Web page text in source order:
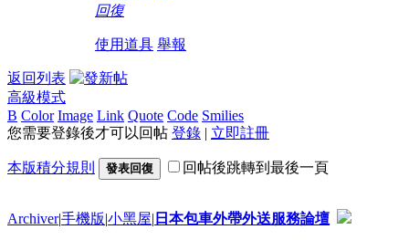
回復
使用道具 舉報
返回列表
高級模式
B Color Image Link Quote Code Smilies
您需要登錄後才可以回帖 登錄 | 立即註冊
本版積分規則 發表回復 回帖後跳轉到最後一頁
Archiver|手機版|小黑屋| 日本包車外帶外送服務論壇